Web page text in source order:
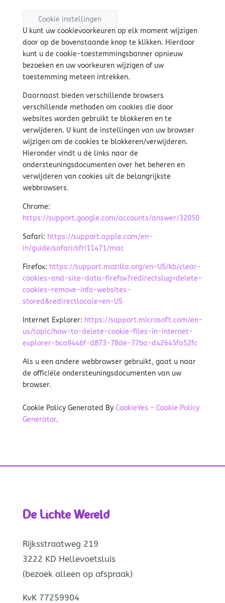
Cookie instellingen
U kunt uw cookievoorkeuren op elk moment wijzigen
door op de bovenstaande knop te klikken. Hierdoor
kunt u de cookie-toestemmingsbanner opnieuw
bezoeken en uw voorkeuren wijzigen of uw
toestemming meteen intrekken.
Daarnaast bieden verschillende browsers
verschillende methoden om cookies die door
websites worden gebruikt te blokkeren en te
verwijderen. U kunt de instellingen van uw browser
wijzigen om de cookies te blokkeren/verwijderen.
Hieronder vindt u de links naar de
ondersteuningsdocumenten over het beheren en
verwijderen van cookies uit de belangrijkste
webbrowsers.
Chrome:
https://support.google.com/accounts/answer/32050
Safari: https://support.apple.com/en-
in/guide/safari/sfri11471/mac
Firefox: https://support.mozilla.org/en-US/kb/clear-
cookies-and-site-data-firefox?redirectslug=delete-
cookies-remove-info-websites-
stored&redirectlocale=en-US
Internet Explorer: https://support.microsoft.com/en-
us/topic/how-to-delete-cookie-files-in-internet-
explorer-bca9446f-d873-78de-77ba-d42645fa52fc
Als u een andere webbrowser gebruikt, gaat u naar
de officiële ondersteuningsdocumenten van uw
browser.
Cookie Policy Generated By CookieYes - Cookie Policy
Generator.
De Lichte Wereld
Rijksstraatweg 219
3222 KD Hellevoetsluis
(bezoek alleen op afspraak)
KvK 77259904